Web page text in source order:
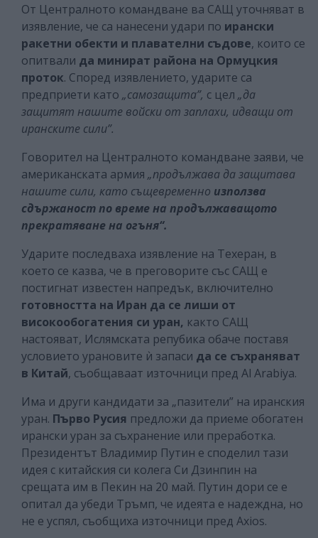
От Централното командване ва САЩ уточняват в
изявление, че са нанесени удари по ирански
ракетни обекти и плавателни съдове, които се
опитвали да минират района на Ормуцкия
проток. Според изявлението, ударите са
предприети като „самозащита”, с цел „да
защитят нашите войски от заплахи, идващи от
иранските сили”.
Говорител на Централното командване заяви, че
американската армия „продължава да защитава
нашите сили, като същевременно използва
сдържаност по време на продължаващото
прекратяване на огъня“.
Ударите последваха изявление на Техеран, в
което се казва, че в преговорите със САЩ е
постигнат известен напредък, включително
готовността на Иран да се лиши от
високообогатения си уран, както САЩ
настояват, Ислямската репубика обаче поставя
условието урановите ѝ запаси да се съхраняват
в Китай, съобщаваат източници пред Al Arabiya.
Има и други кандидати за „пазители” на иранския
уран. Първо Русия предложи да приеме обогатен
ирански уран за съхранение или преработка.
Президентът Владимир Путин е споделил тази
идея с китайския си колега Си Дзинпин на
срещата им в Пекин на 20 май. Путин дори се е
опитал да убеди Тръмп, че идеята е надеждна, но
не е успял, съобщиха източници пред Axios.